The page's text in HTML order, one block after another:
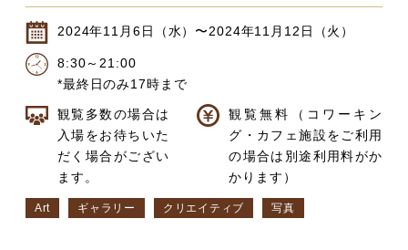
2024年11月6日（水）〜2024年11月12日（火）
8:30～21:00
*最終日のみ17時まで
観覧多数の場合は
入場をお待ちいた
だく場合がござい
ます。
観覧無料（コワーキン
グ・カフェ施設をご利用
の場合は別途利用料がか
かります）
Art ギャラリー クリエイティブ 写真